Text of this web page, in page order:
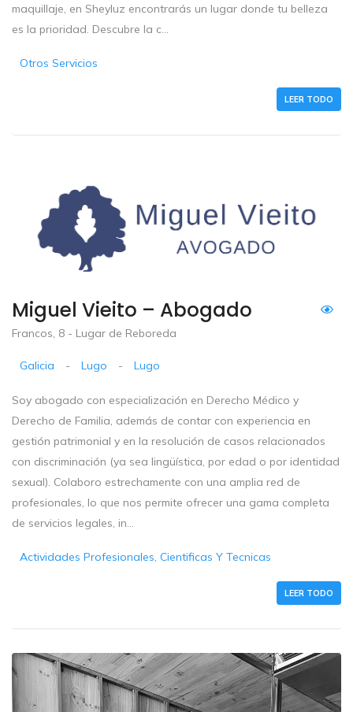
maquillaje, en Sheyluz encontrarás un lugar donde tu belleza
es la prioridad. Descubre la c...
Otros Servicios
LEER TODO
Miguel Vieito – Abogado
Francos, 8 - Lugar de Reboreda
Galicia - Lugo - Lugo
Soy abogado con especialización en Derecho Médico y
Derecho de Familia, además de contar con experiencia en
gestión patrimonial y en la resolución de casos relacionados
con discriminación (ya sea lingüística, por edad o por identidad
sexual). Colaboro estrechamente con una amplia red de
profesionales, lo que nos permite ofrecer una gama completa
de servicios legales, in...
Actividades Profesionales, Cientificas Y Tecnicas
LEER TODO